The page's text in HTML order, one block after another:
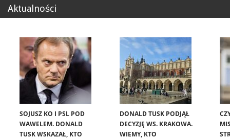
Aktualności
SOJUSZ KO I PSL POD
WAWELEM. DONALD
TUSK WSKAZAŁ, KTO
DONALD TUSK PODJĄŁ
DECYZJĘ WS. KRAKOWA.
WIEMY, KTO